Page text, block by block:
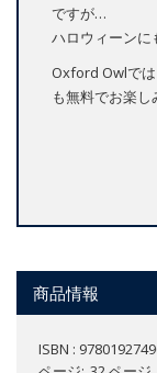
ですが…
ハロウィーンに
Oxford Owlでは
も無料でお楽し
商品情報
ISBN :